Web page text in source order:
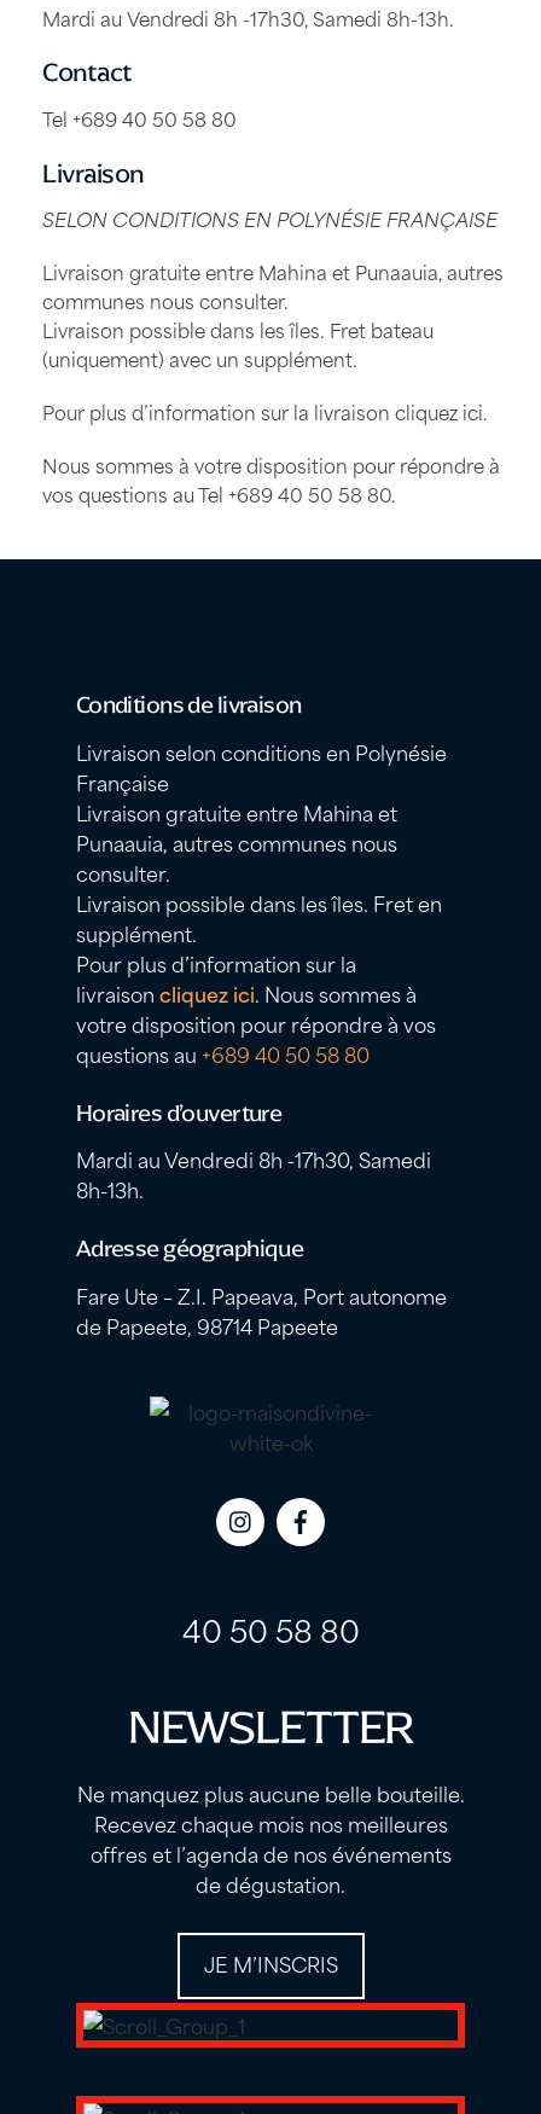
Mardi au Vendredi 8h -17h30, Samedi 8h-13h.
Contact
Tel +689 40 50 58 80
Livraison
SELON CONDITIONS EN POLYNÉSIE FRANÇAISE
Livraison gratuite entre Mahina et Punaauia, autres
communes nous consulter.
Livraison possible dans les îles. Fret bateau
(uniquement) avec un supplément.
Pour plus d’information sur la livraisoncliquez ici.
Nous sommes à votre disposition pour répondre à
vos questions au Tel +689 40 50 58 80.
Conditions de livraison
Livraison selon conditions en Polynésie
Française
Livraison gratuite entre Mahina et
Punaauia, autres communes nous
consulter.
Livraison possible dans les îles. Fret en
supplément.
Pour plus d’information sur la
livraisoncliquez ici. Nous sommes à
votre disposition pour répondre à vos
questions au +689 40 50 58 80
Horaires d’ouverture
Mardi au Vendredi 8h -17h30, Samedi
8h-13h.
Adresse géographique
Fare Ute – Z.I. Papeava, Port autonome
de Papeete, 98714 Papeete
Icon
Icon
40 50 58 80
NEWSLETTER
Ne manquez plus aucune belle bouteille.
Recevez chaque mois nos meilleures
offres et l’agenda de nos événements
de dégustation.
JE M’INSCRIS